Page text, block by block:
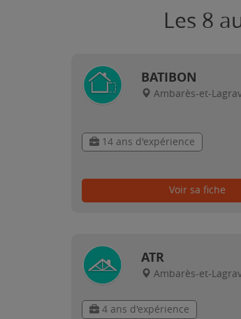
Les 8
BATIBON
Ambarès-et-
14 ans d'expérience
Voir sa fiche
ATR
Ambarès-et-
4 ans d'expérience